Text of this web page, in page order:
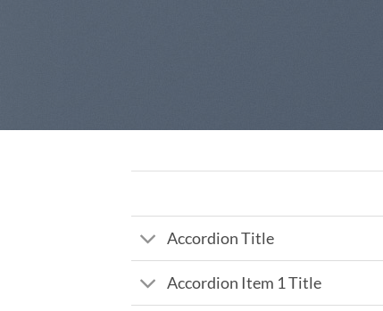
Accordion Title
Accordion Item 1 Title